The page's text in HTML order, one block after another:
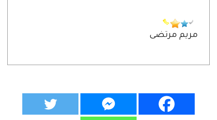
مريم مرتضى